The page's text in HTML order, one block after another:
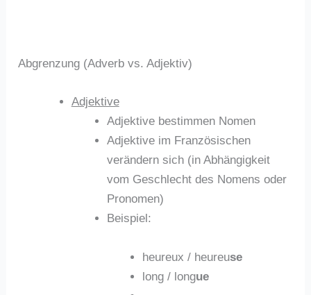
Abgrenzung (Adverb vs. Adjektiv)
Adjektive
Adjektive bestimmen Nomen
Adjektive im Französischen
verändern sich (in Abhängigkeit
vom Geschlecht des Nomens oder
Pronomen)
Beispiel:
heureux / heureuse
long / longue